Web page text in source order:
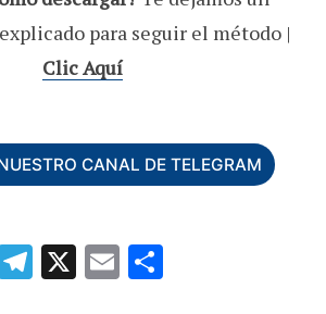
para seguir el método |
Clic Aquí
CANAL DE TELEGRAM
T X E